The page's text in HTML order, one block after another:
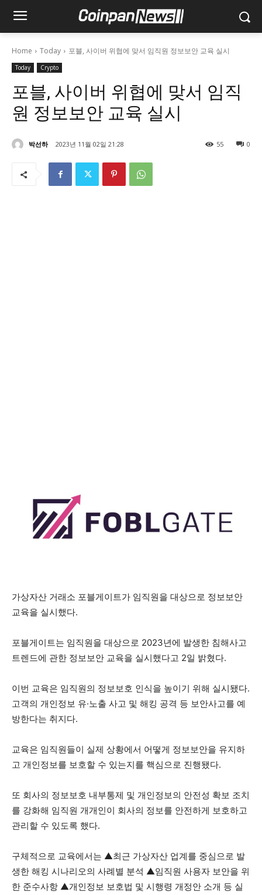
Home Today 포블, 사이버 위협에 맞서 임직원 정보보안 교육 실시
Today Crypto
포블, 사이버 위협에 맞서 임직
원 정보보안 교육 실시
박선하 2023년 11월 02일 21:28 0
55
가상자산 거래소 포블게이트가 임직원을 대상으로 정보보안
교육을 실시했다.
포블게이트는 임직원을 대상으로 2023년에 발생한 침해사고
트렌드에 관한 정보보안 교육을 실시했다고 2일 밝혔다.
이번 교육은 임직원의 정보보호 인식을 높이기 위해 실시됐다.
고객의 개인정보 유·노출 사고 및 해킹 공격 등 보안사고를 예
방한다는 취지다.
교육은 임직원들이 실제 상황에서 어떻게 정보보안을 유지하
고 개인정보를 보호할 수 있는지를 핵심으로 진행됐다.
또 회사의 정보보호 내부통제 및 개인정보의 안전성 확보 조치
를 강화해 임직원 개개인이 회사의 정보를 안전하게 보호하고
관리할 수 있도록 했다.
구체적으로 교육에서는 ▲최근 가상자산 업계를 중심으로 발
생한 해킹 시나리오의 사례별 분석 ▲임직원 사용자 보안을 위
한 준수사항 ▲개인정보 보호법 및 시행령 개정안 소개 등 실